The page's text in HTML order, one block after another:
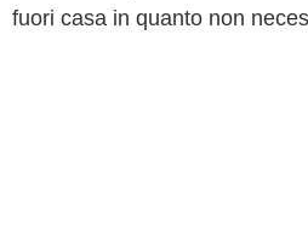
fuori casa in quanto non